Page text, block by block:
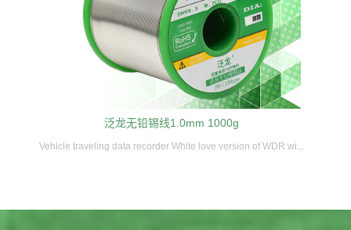
泛龙无铅锡线1.0mm 1000g
Vehicle traveling data recorder White love version of WDR wi...